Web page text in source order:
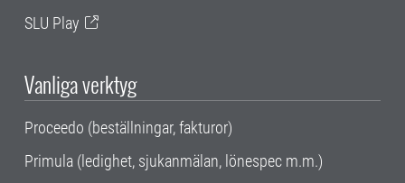
SLU Play
Vanliga verktyg
Proceedo (beställningar, fakturor)
Primula (ledighet, sjukanmälan, lönespec m.m.)